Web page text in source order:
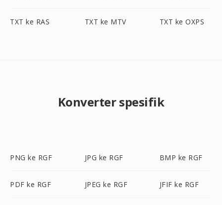
TXT ke RAS TXT ke MTV TXT ke OXPS
Konverter spesifik
PNG ke RGF JPG ke RGF BMP ke RGF
PDF ke RGF JPEG ke RGF JFIF ke RGF